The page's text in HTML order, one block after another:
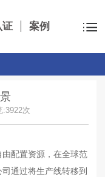
证 案例
次
配置资源，在全球范
通过将生产线转移到